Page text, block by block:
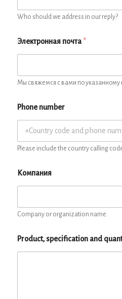
Who should we address in our reply?
Электронная почта *
Мы свяжемся с вами по указанному
Phone number
Please include the country calling
Компания
Company or organization name.
Product, specification and